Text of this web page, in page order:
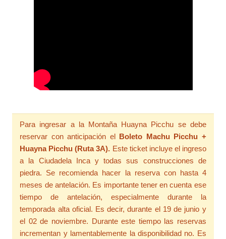
Para ingresar a la Montaña Huayna Picchu se debe
reservar con anticipación el Boleto Machu Picchu +
Huayna Picchu (Ruta 3A). Este ticket incluye el ingreso
a la Ciudadela Inca y todas sus construcciones de
piedra. Se recomienda hacer la reserva con hasta 4
meses de antelación. Es importante tener en cuenta ese
tiempo de antelación, especialmente durante la
temporada alta oficial. Es decir, durante el 19 de junio y
el 02 de noviembre. Durante este tiempo las reservas
incrementan y lamentablemente la disponibilidad no. Es